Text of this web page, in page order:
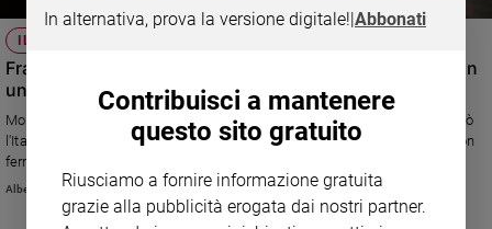
IL RICORDO
Francesco Paolo Fulci, il diplomatico dal pugno di ferro in
un guanto di velluto
Morto all'età di 90 anni. Lunedì 24 gennaio i funerali, a Roma. Rappresentò
l'Italia alla Nato, guidò l'intelligence tra il 1991 e il 1993. All'Onu stoppò con
fermezza e fantasia l'ingresso nel Consiglio di sicurezza di Germania e
Giappone come membri permanenti. Disse agli Usa: «Abbiamo perso la
guerra anche noi, basta oligarchie». E a Madeleine Albright che gli diceva
«Dovete fare questo e quello» replicò con un gelido sorriso: «Signora non
Alberto Chiara
In alternativa, prova la versione digitale!|Abbonati
Contribuisci a mantenere
questo sito gratuito
Riusciamo a fornire informazione gratuita
grazie alla pubblicità erogata dai nostri partner.